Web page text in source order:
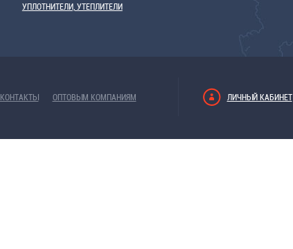
УПЛОТНИТЕЛИ, УТЕПЛИТЕЛИ
КОНТАКТЫ ОПТОВЫМ КОМПАНИЯМ ЛИЧНЫЙ КАБИНЕТ